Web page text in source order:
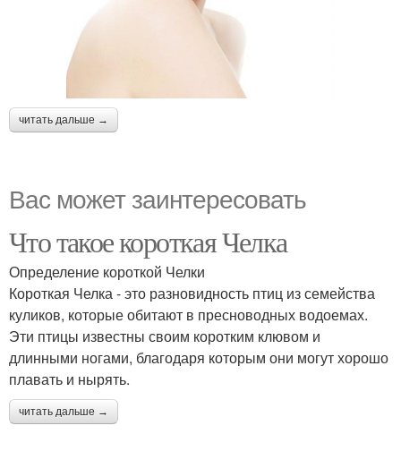
читать дальше →
Вас может заинтересовать
Что такое короткая Челка
Определение короткой Челки
Короткая Челка - это разновидность птиц из семейства
куликов, которые обитают в пресноводных водоемах.
Эти птицы известны своим коротким клювом и
длинными ногами, благодаря которым они могут хорошо
плавать и нырять.
читать дальше →